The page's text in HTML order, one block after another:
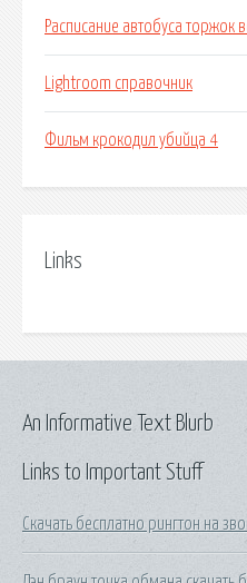
Расписание автобуса торжок
Lightroom справочник
Фильм крокодил убийца 4
Links
Links to Important Stuff
Скачать бесплатно рингтон на
An Informative Text Blurb